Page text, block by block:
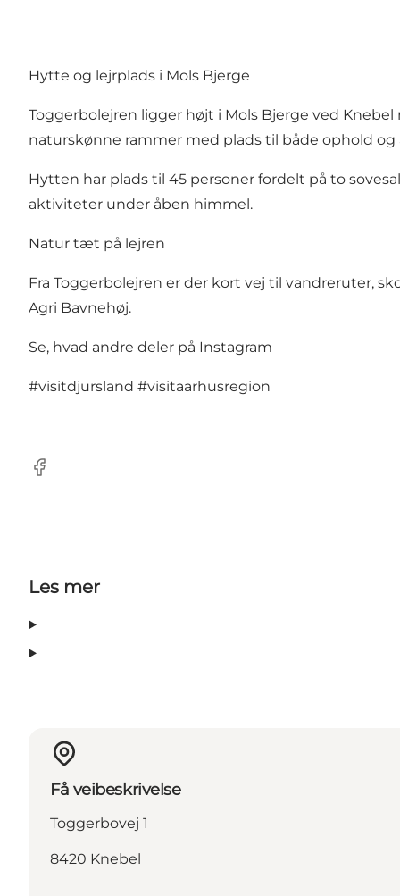
Hytte og lejrplads i Mols Bjerge
Toggerbolejren ligger højt i Mols Bjerge ved
naturskønne rammer med plads til både ophold
Hytten har plads til 45 personer fordelt på to
aktiviteter under åben himmel.
Natur tæt på lejren
Fra Toggerbolejren er der kort vej til vandreruter,
Agri Bavnehøj.
Se, hvad andre deler på Instagram
#visitdjursland #visitaarhusregion
Facebook
Les mer
Få veibeskrivelse
Toggerbovej 1
8420 Knebel